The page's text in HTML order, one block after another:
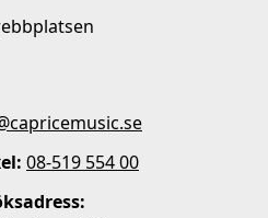
08-519 554 00